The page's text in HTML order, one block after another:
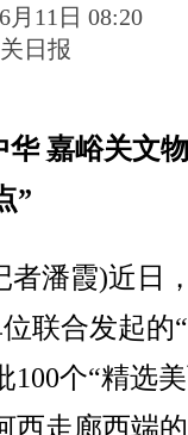
月11日 08:20
日报
嘉峪关文
”
潘霞)近日
联合发起的
100个“精选
西走廊西端